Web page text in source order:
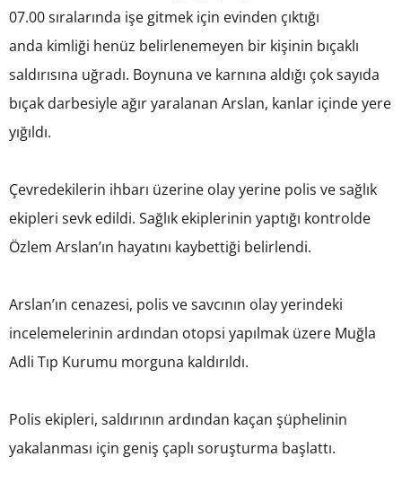
07.00 sıralarında işe gitmek için evinden çıktığı
anda kimliği henüz belirlenemeyen bir kişinin bıçaklı
saldırısına uğradı. Boynuna ve karnına aldığı çok sayıda
bıçak darbesiyle ağır yaralanan Arslan, kanlar içinde yere
yığıldı.
Çevredekilerin ihbarı üzerine olay yerine polis ve sağlık
ekipleri sevk edildi. Sağlık ekiplerinin yaptığı kontrolde
Özlem Arslan’ın hayatını kaybettiği belirlendi.
Arslan’ın cenazesi, polis ve savcının olay yerindeki
incelemelerinin ardından otopsi yapılmak üzere Muğla
Adli Tıp Kurumu morguna kaldırıldı.
Polis ekipleri, saldırının ardından kaçan şüphelinin
yakalanması için geniş çaplı soruşturma başlattı.